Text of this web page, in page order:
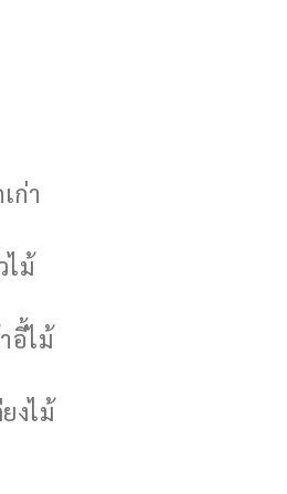
ก่า
ไม้
อี้ไม้
งไม้